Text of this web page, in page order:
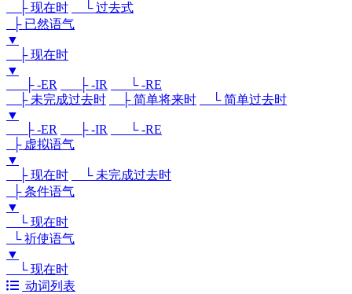
├ 现在时
└ 过去式
├ 已然语气
▼
├ 现在时
▼
├ -ER
├ -IR
└ -RE
├ 未完成过去时
├ 简单将来时
└ 简单过去时
▼
├ -ER
├ -IR
└ -RE
├ 虚拟语气
▼
├ 现在时
└ 未完成过去时
├ 条件语气
▼
└ 现在时
└ 祈使语气
▼
└ 现在时
动词列表